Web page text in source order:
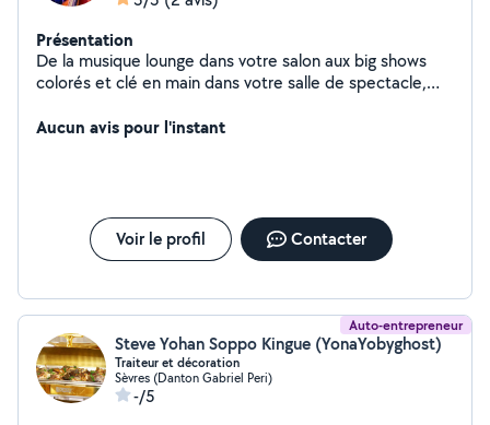
Présentation
De la musique lounge dans votre salon aux big shows
colorés et clé en main dans votre salle de spectacle,
avec danseuses et chorégraphies. Du jazz au funk en
l'événement que vous organisez.
Aucun avis pour l'instant
Voir le profil Contacter
Auto-entrepreneur
Steve Yohan Soppo Kingue (YonaYobyghost)
Traiteur et décoration
Sèvres (Danton Gabriel Peri)
-/5